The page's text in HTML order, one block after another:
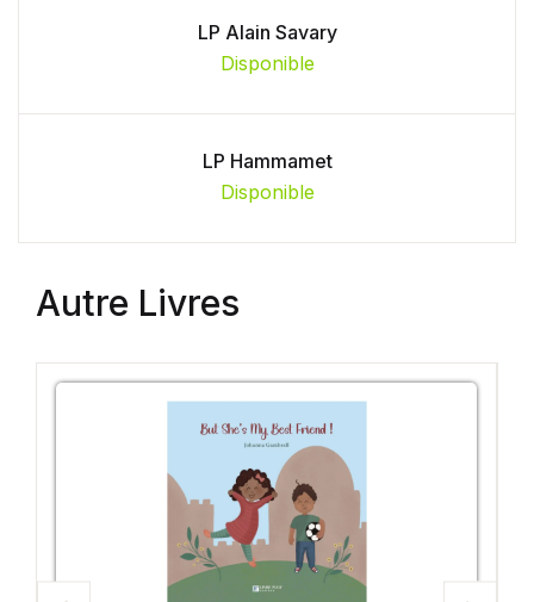
LP Alain Savary
Disponible
LP Hammamet
Disponible
Autre Livres